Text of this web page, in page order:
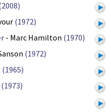
(1972)
- Marc Hamilton (1970)
(1972)
(1965)
(1973)